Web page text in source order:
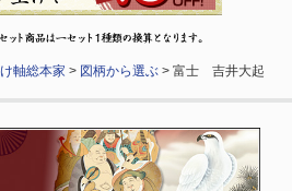
軸総本家 > 図柄から選ぶ > 富士 吉井大起